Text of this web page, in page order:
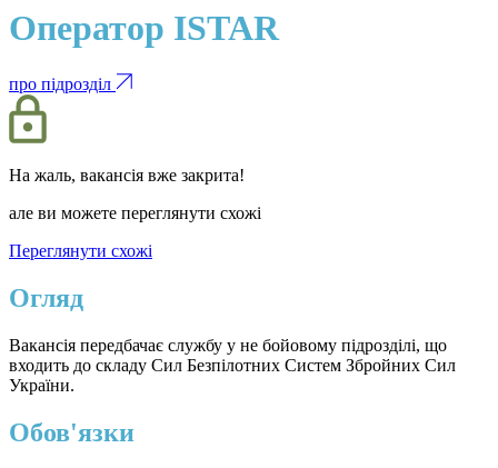
Оператор ISTAR
про підрозділ
На жаль, вакансія вже закрита!
але ви можете переглянути схожі
Переглянути схожі
Огляд
Вакансія передбачає службу у не бойовому підрозділі, що
входить до складу Сил Безпілотних Систем Збройних Сил
України.
Обов'язки